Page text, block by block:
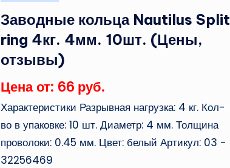
Заводные кольца Nautilus Split
ring 4кг. 4мм. 10шт. (Цены,
отзывы)
Цена от: 66 руб.
Характеристики Разрывная нагрузка: 4 кг. Кол-
во в упаковке: 10 шт. Диаметр: 4 мм. Толщина
проволоки: 0.45 мм. Цвет: белый Артикул: 03 -
32256469